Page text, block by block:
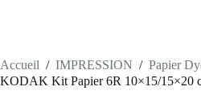
Accueil / IMPRESSION / Papier
KODAK Kit Papier 6R 10×15/15×20